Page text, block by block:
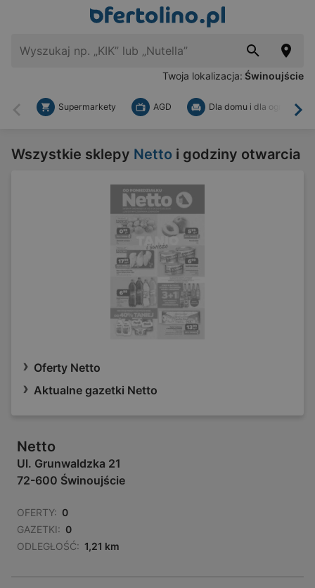
Twoja lokalizacja: Świnoujście
Wstecz
Supermarkety AGD Dla domu i dla ogrodu
Wszystkie sklepy Netto i godziny otwarcia
Oferty Netto
Aktualne gazetki Netto
Netto
Ul. Grunwaldzka 21
72-600 Świnoujście
OFERTY: 0
GAZETKI: 0
ODLEGŁOŚĆ: 1,21 km